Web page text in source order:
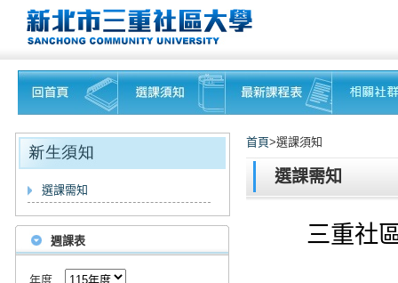
選課需知
週課表
年度
首頁>選課須知
選課需知
三重社